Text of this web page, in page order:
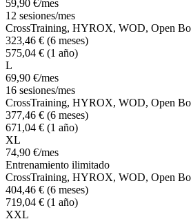
59,90 €/mes
12 sesiones/mes
CrossTraining, HYROX, WOD, Open
323,46 € (6 meses)
575,04 € (1 año)
L
69,90 €/mes
16 sesiones/mes
CrossTraining, HYROX, WOD, Open
377,46 € (6 meses)
671 ,04 € (1 año)
XL
74,90 €/mes
Entrenamiento ilimitado
CrossTraining, HYROX, WOD, Open
404,46 € (6 meses)
719,04 € (1 año)
XXL